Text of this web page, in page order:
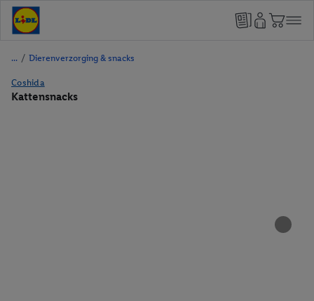
/ Dierenverzorging & snacks
Coshida
Kattensnacks